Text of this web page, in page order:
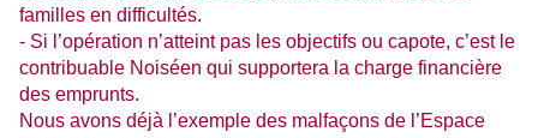
familles en difficultés.
- Si l’opération n’atteint pas les objectifs ou capote, c’est le
contribuable Noiséen qui supportera la charge financière
des emprunts.
Nous avons déjà l’exemple des malfaçons de l’Espace